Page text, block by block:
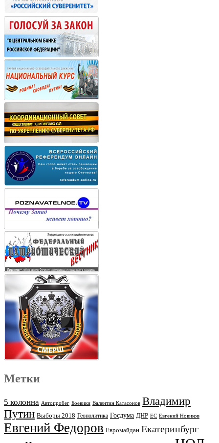
Метки
5 колонна Автопробег Боевики Валентин Катасонов Владимир
Путин Выборы 2018 Геополитика Госдума ДНР ЕС Евгений Новиков
Евгений Федоров Евромайдан Екатеринбург